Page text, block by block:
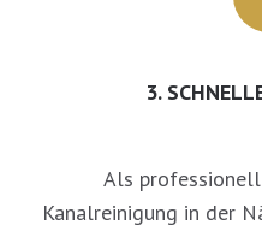
3.
Als
Kanalreinigung in der